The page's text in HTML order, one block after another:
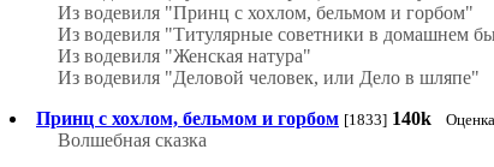
Из водевиля "Принц с хохлом, бельмом и горбом"
Из водевиля "Титулярные советники в домашнем
Из водевиля "Женская натура"
Из водевиля "Деловой человек, или Дело в шляпе"
Принц с хохлом, бельмом и горбом [1833] 140k
Волшебная сказка